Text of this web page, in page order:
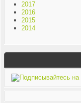
2017
2016
2015
2014